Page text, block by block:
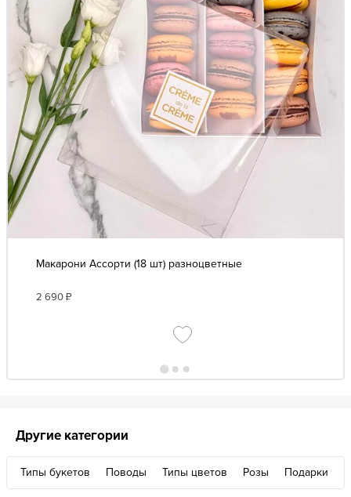
Макарони Ассорти (18 шт) разноцветные
2 690₽
Другие категории
Типы букетов Поводы Типы цветов Розы Подарки